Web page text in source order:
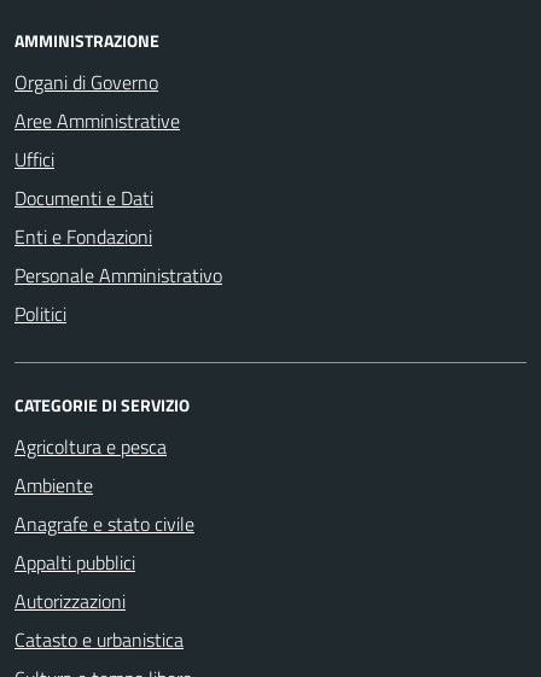
AMMINISTRAZIONE
Organi di Governo
Aree Amministrative
Uffici
Documenti e Dati
Enti e Fondazioni
Personale Amministrativo
Politici
CATEGORIE DI SERVIZIO
Agricoltura e pesca
Ambiente
Anagrafe e stato civile
Appalti pubblici
Autorizzazioni
Catasto e urbanistica